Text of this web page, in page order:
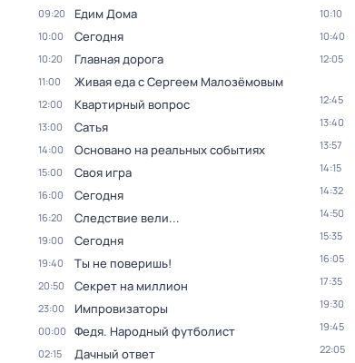
09:20 Едим Дома
10:00 Сегодня
10:20 Главная дорога
11:00 Живая еда с Сергеем Малозёмовым
12:00 Квартирный вопрос
13:00 Сатья
14:00 Основано на реальных событиях
15:00 Своя игра
16:00 Сегодня
16:20 Следствие вели...
19:00 Сегодня
19:40 Ты не поверишь!
20:50 Секрет на миллион
23:00 Импровизаторы
00:00 Федя. Народный футболист
02:15 Дачный ответ
10:10
10:40
12:05
12:45
13:40
13:57
14:15
14:32
14:50
15:35
16:05
17:35
19:30
19:45
22:05